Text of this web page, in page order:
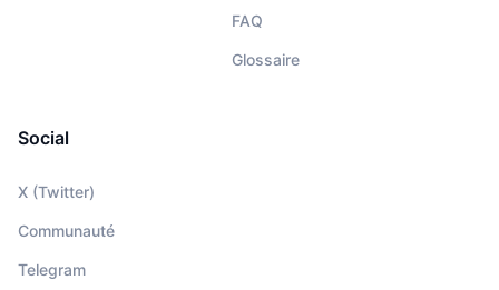
FAQ
Glossaire
Social
X (Twitter)
Communauté
Telegram